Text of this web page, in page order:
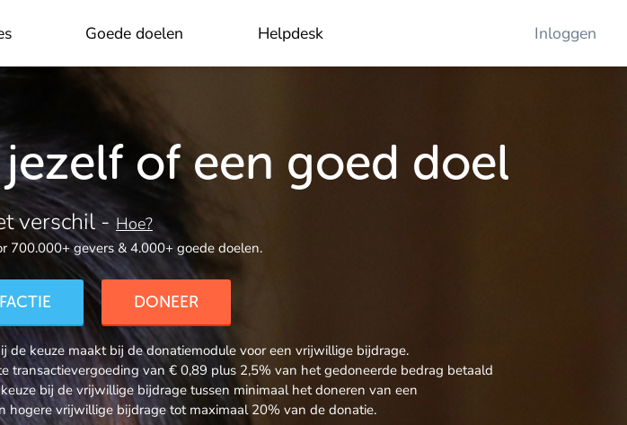
Goede doelen Helpdesk Inloggen
of een goed doel
verschil - Hoe?
700.000+ gevers & 4.000+ goede doelen.
DONEER
keuze maakt bij de donatiemodule voor een vrijwillige bijdrage.
van € 0,89 plus 2,5% van het gedoneerde bedrag betaald
bij de vrijwillige bijdrage tussen minimaal het doneren van een
hogere vrijwillige bijdrage tot maximaal 20% van de donatie.